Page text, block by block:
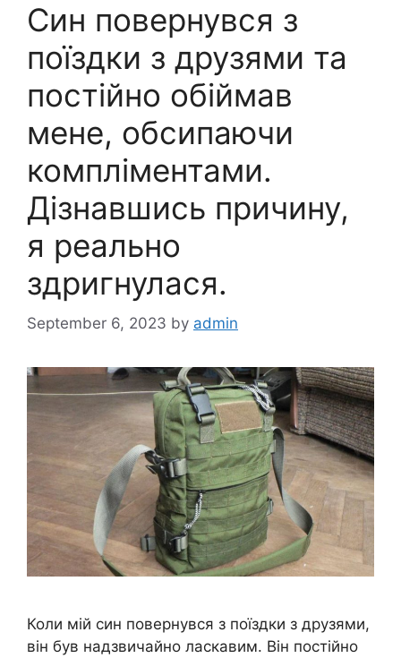
Син повернувся з
поїздки з друзями та
постійно обіймав
мене, обсипаючи
компліментами.
Дізнавшись причину,
я реально
здригнулася.
September 6, 2023 by admin
Коли мій син повернувся з поїздки з друзями,
він був надзвичайно ласкавим. Він постійно